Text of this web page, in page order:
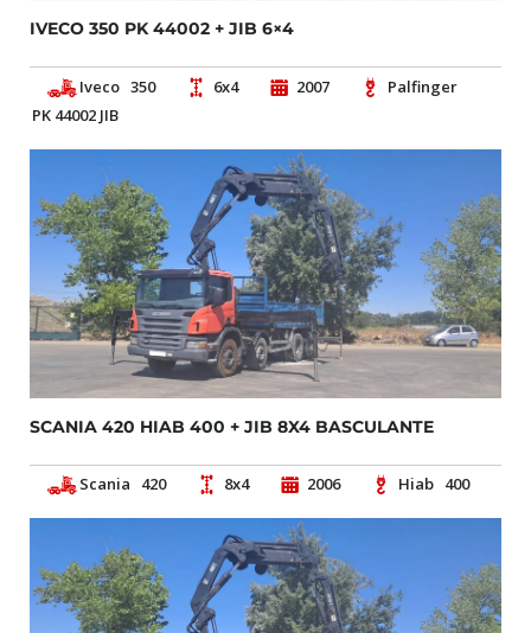
IVECO 350 PK 44002 + JIB 6×4
Iveco 350 6x4 2007
Palfinger
PK 44002 JIB
SCANIA 420 HIAB 400 + JIB 8X4 BASCULANTE
Scania 420 8x4 2006 Hiab 400